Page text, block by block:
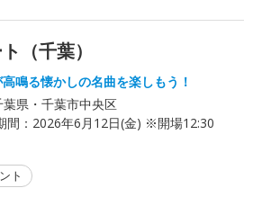
（千葉）
鳴る懐かしの名曲を楽しもう！
葉県・千葉市中央区
間： 2026年6月12日(金) ※開場12:30
ト